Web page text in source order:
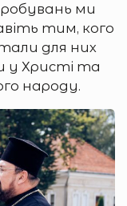
ми
тим, кого
для них
у Христі та
народу.